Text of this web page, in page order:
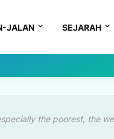
JALAN SEJARAH
the poorest, the